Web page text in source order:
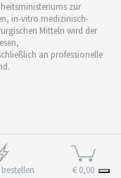
€ 0,00
zur
in-vitro medizinisch-
Mitteln wird der
an professionelle